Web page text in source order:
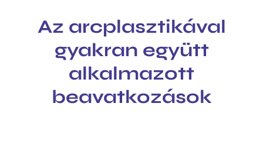
Az arcplasztikával
gyakran együtt
alkalmazott
beavatkozások